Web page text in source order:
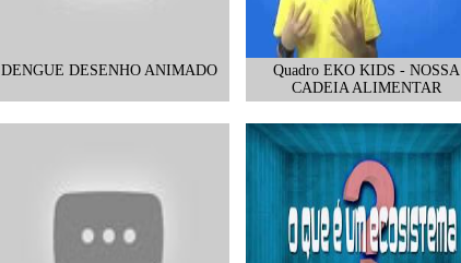
DENGUE DESENHO ANIMADO
Quadro EKO KIDS - NOSSA
CADEIA ALIMENTAR